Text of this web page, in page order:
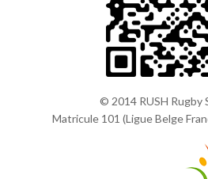
© 2014 RUSH Rugby
Matricule 101 (Ligue Belge